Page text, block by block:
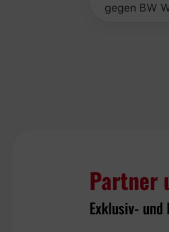
gegen BW
Partner
Exklusiv-